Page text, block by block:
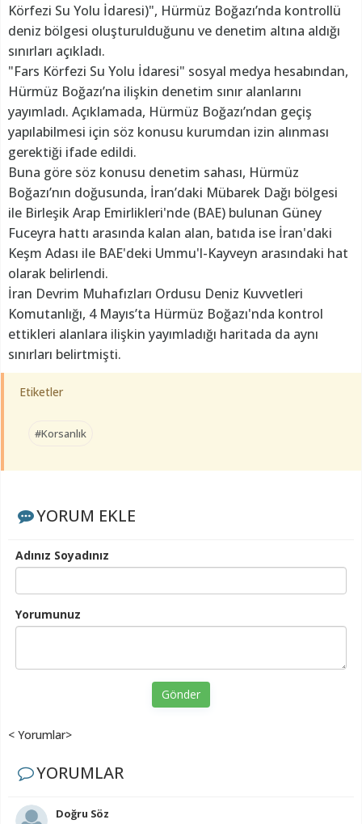
Körfezi Su Yolu İdaresi)", Hürmüz Boğazı’nda kontrollü
deniz bölgesi oluşturulduğunu ve denetim altına aldığı
sınırları açıkladı.
"Fars Körfezi Su Yolu İdaresi" sosyal medya hesabından,
Hürmüz Boğazı’na ilişkin denetim sınır alanlarını
yayımladı. Açıklamada, Hürmüz Boğazı’ndan geçiş
yapılabilmesi için söz konusu kurumdan izin alınması
gerektiği ifade edildi.
Buna göre söz konusu denetim sahası, Hürmüz
Boğazı’nın doğusunda, İran’daki Mübarek Dağı bölgesi
ile Birleşik Arap Emirlikleri'nde (BAE) bulunan Güney
Fuceyra hattı arasında kalan alan, batıda ise İran'daki
Keşm Adası ile BAE'deki Ummu'l-Kayveyn arasındaki hat
olarak belirlendi.
İran Devrim Muhafızları Ordusu Deniz Kuvvetleri
Komutanlığı, 4 Mayıs’ta Hürmüz Boğazı'nda kontrol
ettikleri alanlara ilişkin yayımladığı haritada da aynı
sınırları belirtmişti.
Etiketler
#Korsanlık
YORUM EKLE
Adınız Soyadınız
Yorumunuz
Gönder
< Yorumlar>
YORUMLAR
Doğru Söz